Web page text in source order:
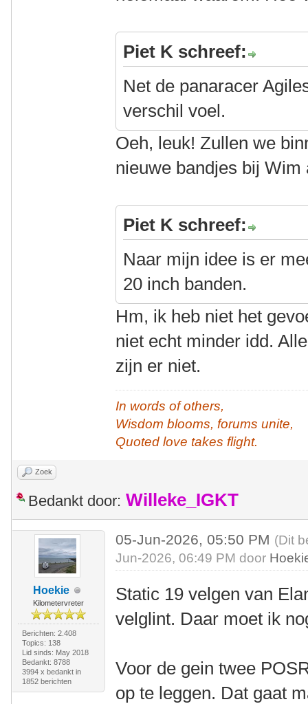
Piet K schreef:
Net de panaracer
verschil voel.
Oeh, leuk! Zullen we
nieuwe bandjes bij
Piet K schreef:
Naar mijn idee is er
20 inch banden.
Hm, ik heb niet het
niet echt minder idd.
zijn er niet.
In words of others,
Wisdom blooms, forums unite,
Quoted love takes flight.
Zoek
Bedankt door: Willeke_IGKT
Hoekie
Kilometervreter
Berichten: 2.408
Topics: 138
Lid sinds: May 2018
Bedankt: 8788
3994 x bedankt in
1852 berichten
05-Jun-2026, 05:50 PM (Dit
Jun-2026, 06:49 PM door
Static 19 velgen van
velglint. Daar moet ik
Voor de gein twee
op te leggen. Dat gaat